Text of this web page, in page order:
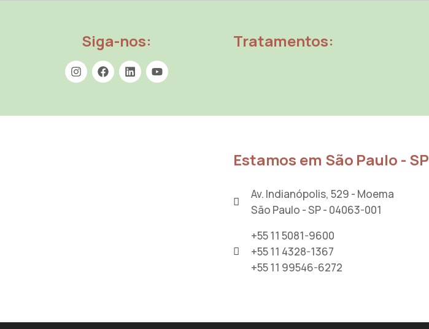
Siga-nos: Tratamentos:
Estamos em São Paulo - SP
Av. Indianópolis, 529 - Moema
São Paulo - SP - 04063-001
+55 11 5081-9600
+55 11 4328-1367
+55 11 99546-6272